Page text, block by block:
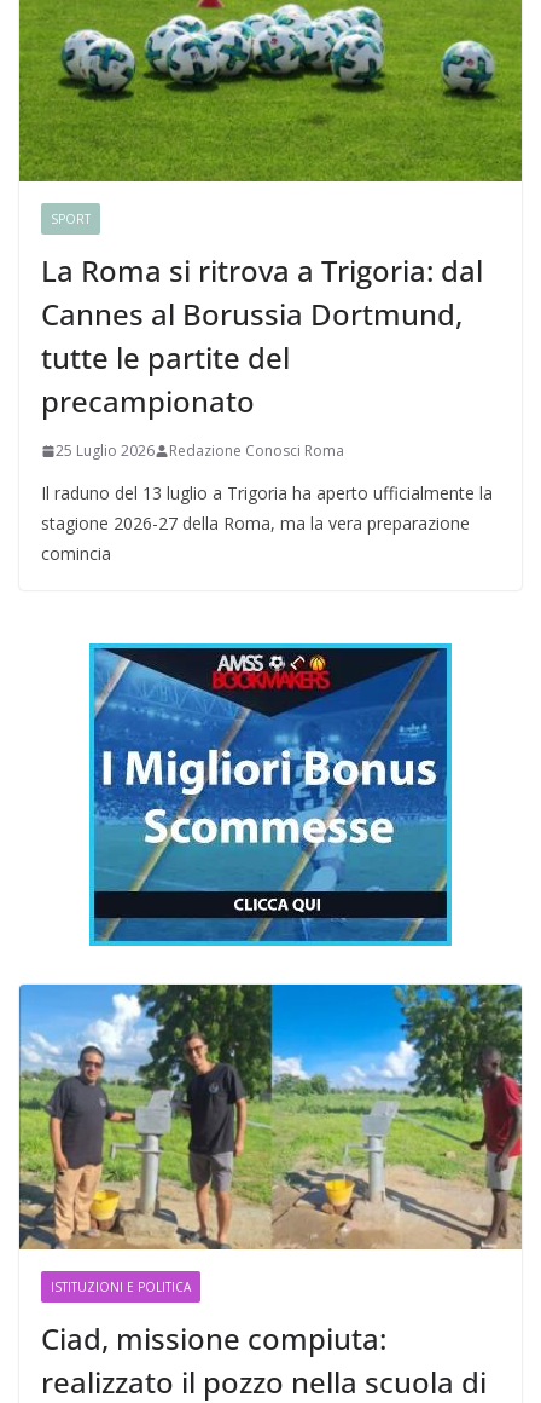
SPORT
La Roma si ritrova a Trigoria: dal
Cannes al Borussia Dortmund,
tutte le partite del
precampionato
25 Luglio 2026 Redazione Conosci Roma
Il raduno del 13 luglio a Trigoria ha aperto ufficialmente la
stagione 2026-27 della Roma, ma la vera preparazione
comincia
ISTITUZIONI E POLITICA
Ciad, missione compiuta:
realizzato il pozzo nella scuola di